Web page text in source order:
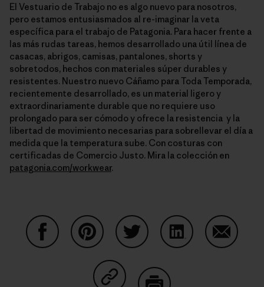
El Vestuario de Trabajo no es algo nuevo para nosotros,
pero estamos entusiasmados al re-imaginar la veta
específica para el trabajo de Patagonia. Para hacer frente a
las más rudas tareas, hemos desarrollado una útil línea de
casacas, abrigos, camisas, pantalones, shorts y
sobretodos, hechos con materiales súper durables y
resistentes. Nuestro nuevo Cáñamo para Toda Temporada,
recientemente desarrollado, es un material ligero y
extraordinariamente durable que no requiere uso
prolongado para ser cómodo y ofrece la resistencia y la
libertad de movimiento necesarias para sobrellevar el día a
medida que la temperatura sube. Con costuras con
certificadas de Comercio Justo. Mira la colección en
patagonia.com/workwear.